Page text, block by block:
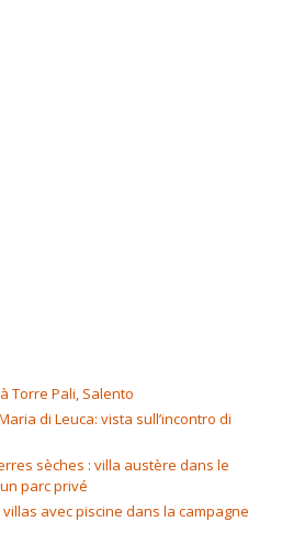
Torre Pali, Salento
di Leuca: vista sull’incontro di
sèches : villa austère dans le
parc privé
avec piscine dans la campagne